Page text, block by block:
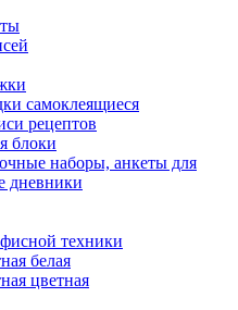
самоклеящиеся
рецептов
блоки
наборы, анкеты для
дневники
техники
белая
цветная